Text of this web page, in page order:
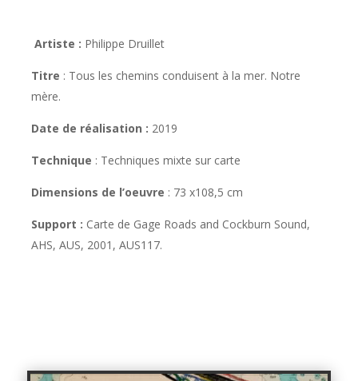
Artiste : Philippe Druillet
Titre : Tous les chemins conduisent à la mer. Notre
mère.
Date de réalisation : 2019
Technique : Techniques mixte sur carte
Dimensions de l’oeuvre : 73 x108,5 cm
Support : Carte de Gage Roads and Cockburn Sound,
AHS, AUS, 2001, AUS117.